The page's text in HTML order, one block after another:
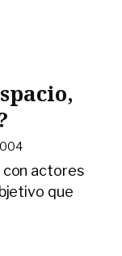
actores
que